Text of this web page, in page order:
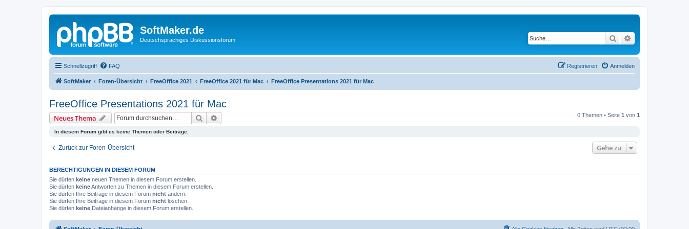
SoftMaker.de
Deutschsprachiges Diskussionsforum Suche
Schnellzugriff FAQ Anmelden
Registrieren
SoftMaker Foren-Übersicht FreeOffice 2021 FreeOffice 2021 für Mac FreeOffice Presentations 2021 für Mac
FreeOffice Presentations 2021 für Mac
Neues Thema Suche 0 Themen • Seite 1 von 1
In diesem Forum gibt es keine Themen oder Beiträge.
Zurück zur Foren-Übersicht Gehe zu
BERECHTIGUNGEN IN DIESEM FORUM
Sie dürfen keine neuen Themen in diesem Forum erstellen.
Sie dürfen keineAntworten zu Themen in diesem Forum erstellen.
Sie dürfen Ihre Beiträge in diesem Forum nicht ändern.
Sie dürfen Ihre Beiträge in diesem Forum nicht löschen.
Sie dürfen keine Dateianhänge in diesem Forum erstellen.